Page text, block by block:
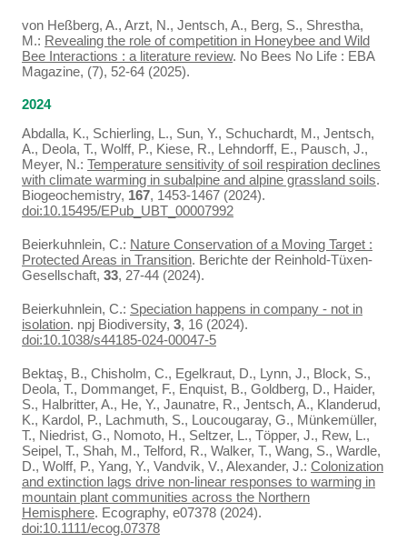
von Heßberg, A., Arzt, N., Jentsch, A., Berg, S., Shrestha,
M.: Revealing the role of competition in Honeybee and Wild
Bee Interactions : a literature review. No Bees No Life : EBA
Magazine, (7), 52-64 (2025).
2024
Abdalla, K., Schierling, L., Sun, Y., Schuchardt, M., Jentsch,
A., Deola, T., Wolff, P., Kiese, R., Lehndorff, E., Pausch, J.,
Meyer, N.: Temperature sensitivity of soil respiration declines
with climate warming in subalpine and alpine grassland soils.
Biogeochemistry, 167, 1453-1467 (2024).
doi:10.15495/EPub_UBT_00007992
Beierkuhnlein, C.: Nature Conservation of a Moving Target :
Protected Areas in Transition. Berichte der Reinhold-Tüxen-
Gesellschaft, 33, 27-44 (2024).
Beierkuhnlein, C.: Speciation happens in company - not in
isolation. npj Biodiversity, 3, 16 (2024).
doi:10.1038/s44185-024-00047-5
Bektaş, B., Chisholm, C., Egelkraut, D., Lynn, J., Block, S.,
Deola, T., Dommanget, F., Enquist, B., Goldberg, D., Haider,
S., Halbritter, A., He, Y., Jaunatre, R., Jentsch, A., Klanderud,
K., Kardol, P., Lachmuth, S., Loucougaray, G., Münkemüller,
T., Niedrist, G., Nomoto, H., Seltzer, L., Töpper, J., Rew, L.,
Seipel, T., Shah, M., Telford, R., Walker, T., Wang, S., Wardle,
D., Wolff, P., Yang, Y., Vandvik, V., Alexander, J.: Colonization
and extinction lags drive non-linear responses to warming in
mountain plant communities across the Northern
Hemisphere. Ecography, e07378 (2024).
doi:10.1111/ecog.07378